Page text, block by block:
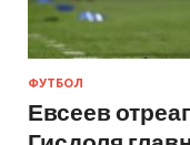
ФУТБОЛ
Евсеев